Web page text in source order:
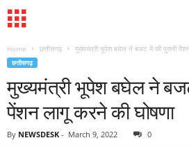
Home छत्तीसगढ़ मुख्यमंत्री भूपेश बघेल ने बजट में की पुरानी
छत्तीसगढ़
मुख्यमंत्री भूपेश बघेल ने
पेंशन लागू करने की घोषणा
By NEWSDESK - March 9, 2022 0